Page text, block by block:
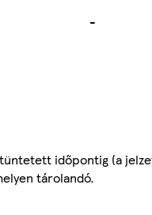
-
időpontig (a
tárolandó.